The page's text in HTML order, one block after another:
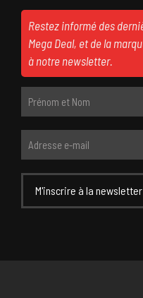
Restez informé des
Mega Deal, et de la
à notre newsletter.